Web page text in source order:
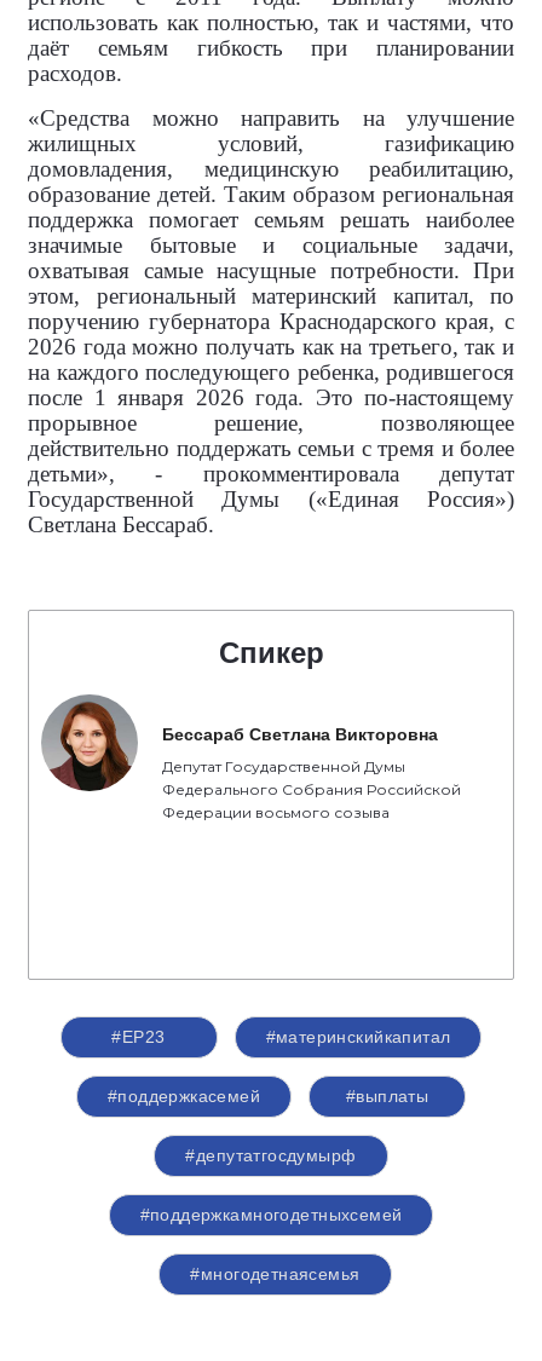
использовать как полностью, так и частями, что
даёт семьям гибкость при планировании
расходов.
«Средства можно направить на улучшение
жилищных условий, газификацию
домовладения, медицинскую реабилитацию,
образование детей. Таким образом региональная
поддержка помогает семьям решать наиболее
значимые бытовые и социальные задачи,
охватывая самые насущные потребности. При
этом, региональный материнский капитал, по
поручению губернатора Краснодарского края, с
2026 года можно получать как на третьего, так и
на каждого последующего ребенка, родившегося
после 1 января 2026 года. Это по-настоящему
прорывное решение, позволяющее
действительно поддержать семьи с тремя и более
детьми», - прокомментировала депутат
Государственной Думы («Единая Россия»)
Светлана Бессараб.
Спикер
Бессараб Светлана Викторовна
Депутат Государственной Думы
Федерального Собрания Российской
Федерации восьмого созыва
#ЕР23 #материнскийкапитал
#поддержкасемей #выплаты
#депутатгосдумырф
#поддержкамногодетныхсемей
#многодетнаясемья